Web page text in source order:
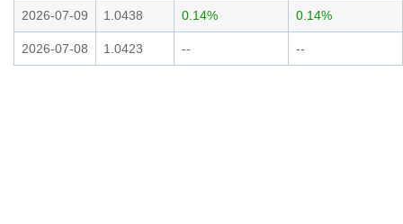
2026-07-09 1.0438 0.14% 0.14%
2026-07-08 1.0423 -- --